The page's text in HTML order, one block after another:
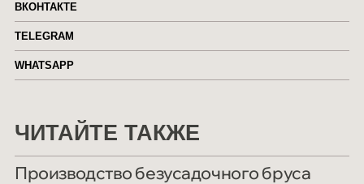
ВКОНТАКТЕ
TELEGRAM
WHATSAPP
ЧИТАЙТЕ ТАКЖЕ
Производство безусадочного бруса